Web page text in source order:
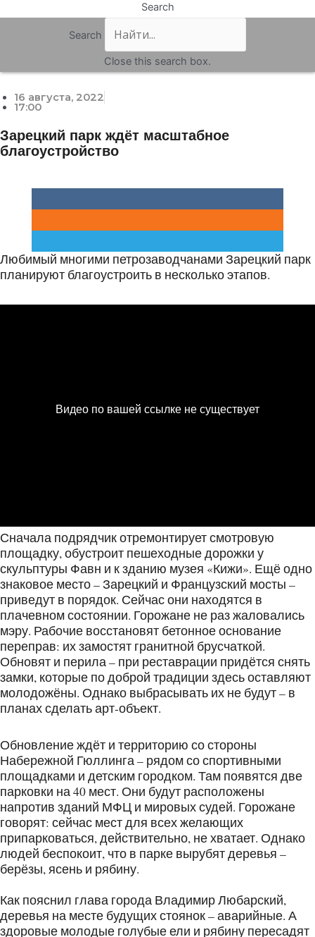
Search
Search
Close this search box.
16 августа, 2022
17:00
Зарецкий парк ждёт масштабное
благоустройство
Любимый многими петрозаводчанами Зарецкий парк
планируют благоустроить в несколько этапов.
Сначала подрядчик отремонтирует смотровую
площадку, обустроит пешеходные дорожки у
скульптуры Фавн и к зданию музея «Кижи». Ещё одно
знаковое место – Зарецкий и Французский мосты –
приведут в порядок. Сейчас они находятся в
плачевном состоянии. Горожане не раз жаловались
мэру. Рабочие восстановят бетонное основание
переправ: их замостят гранитной брусчаткой.
Обновят и перила – при реставрации придётся снять
замки, которые по доброй традиции здесь оставляют
молодожёны. Однако выбрасывать их не будут – в
планах сделать арт-объект.
Обновление ждёт и территорию со стороны
Набережной Гюллинга – рядом со спортивными
площадками и детским городком. Там появятся две
парковки на 40 мест. Они будут расположены
напротив зданий МФЦ и мировых судей. Горожане
говорят: сейчас мест для всех желающих
припарковаться, действительно, не хватает. Однако
людей беспокоит, что в парке вырубят деревья –
берёзы, ясень и рябину.
Как пояснил глава города Владимир Любарский,
деревья на месте будущих стоянок – аварийные. А
здоровые молодые голубые ели и рябину пересадят